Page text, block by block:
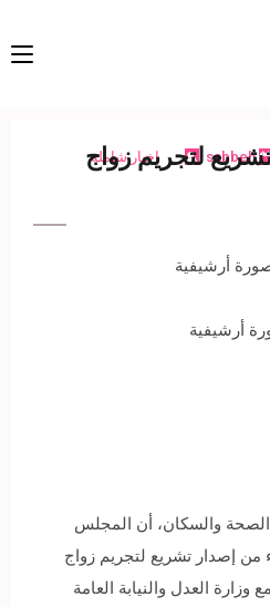
sabbeh اخبار شاملة
لتجريم زواج
أرشيفية
الصحة والسكان، أن المجلس
من إصدار تشريع لتجريم زواج
وزارة العدل والنيابة العامة